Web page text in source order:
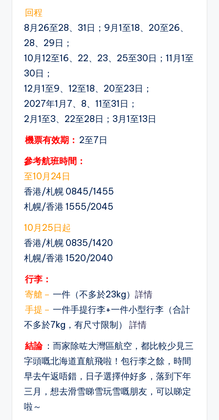
回程
8月26至28、31日；9月1至18、20至26、
28、29日；
10月12至16、22、23、25至30日；11月1至
30日；
12月1至9、12至18、20至23日；
2027年1月7、8、11至31日；
2月1至3、22至28日；3月1至13日
機票有效期： 2至7日
參考航班時間：
至10月24日
香港/札幌 0845/1455
札幌/香港 1555/2045
10月25日起
香港/札幌 0835/1420
札幌/香港 1520/2040
行李：
寄艙－ 一件（不多於23kg） 詳情
手提－ 一件手提行李+一件小型行李（合計
不多於7kg，有尺寸限制） 詳情
結論 ：而家除咗大灣區航空，都比較少見三
字頭嘅北海道直航飛啦！包行李之餘，時間
早去午返唔錯，日子選擇仲好多，落到下年
三月，想去滑雪睇雪玩雪嘅朋友，可以睇定
啦～